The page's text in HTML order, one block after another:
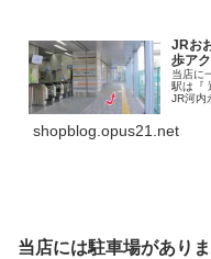
JRお
歩ア
当店に
駅は『
JR河内
shopblog.opus21.net
当店には駐車場があり